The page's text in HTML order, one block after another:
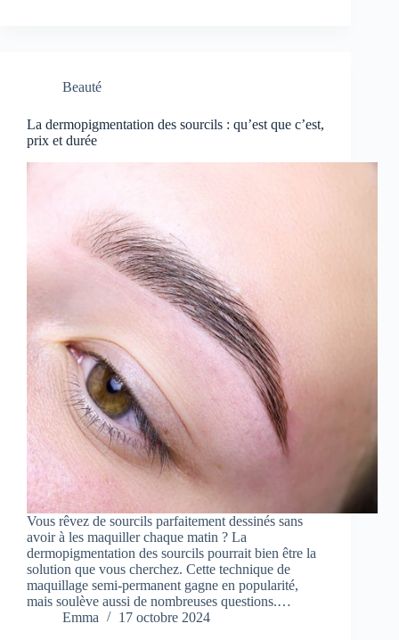
Beauté
La dermopigmentation des sourcils : qu’est que c’est,
prix et durée
Vous rêvez de sourcils parfaitement dessinés sans
avoir à les maquiller chaque matin ? La
dermopigmentation des sourcils pourrait bien être la
solution que vous cherchez. Cette technique de
maquillage semi-permanent gagne en popularité,
mais soulève aussi de nombreuses questions.…
Emma
17 octobre 2024